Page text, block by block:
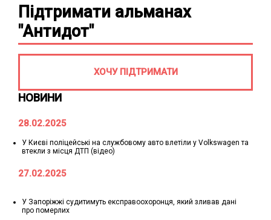
НОВИНИ
28.02.2025
У Києві поліцейські на службовому авто влетіли у Volkswagen та
втекли з місця ДТП (відео)
27.02.2025
У Запоріжжі судитимуть експравоохоронця, який зливав дані
про померлих
Підтримати альманах
"Антидот"
ХОЧУ ПІДТРИМАТИ